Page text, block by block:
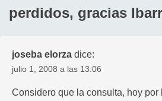
perdidos, gracias
joseba elorza dice:
julio 1, 2008 a las 13:06
Considero que la consulta, hoy por